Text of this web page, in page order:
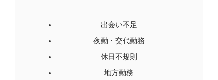
出会い不足
夜勤・交代勤務
休日不規則
地方勤務